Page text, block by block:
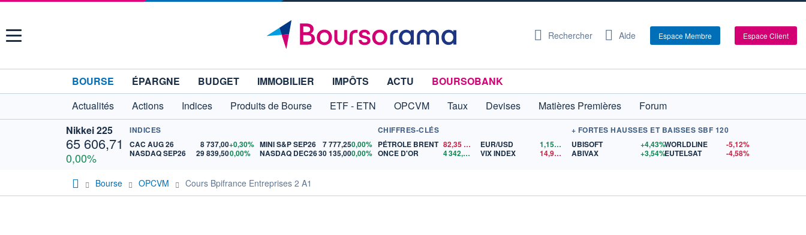
Menu Rechercher Aide Espace Membre Espace Client
BOURSE ÉPARGNE BUDGET IMMOBILIER IMPÔTS ACTU
BOURSOBANK
Actualités
Actions Indices Produits de Bourse ETF - ETN OPCVM Taux Devises Matières Premières
Forum
Nikkei 225
65 606,71
0,00%
INDICES
CAC AUG 26
8 737,00+0,30%
NASDAQ SEP26
29 839,500,00%
MINI S&P SEP26 7 777,250,00%
NASDAQ DEC2630 135,000,00%
CHIFFRES-CLÉS
PÉTROLE BRENT 82,35
ONCE D'OR
4 342,26 $US
EUR/USD 1,1559
$US
VIX INDEX
14,90$US
+ FORTES HAUSSES ET BAISSES SBF 120
UBISOFT
+4,43%
ABIVAX
+3,54%
WORLDLINE
-5,12%
EUTELSAT
-4,58%
Bourse OPCVM Cours Bpifrance Entreprises 2 A1